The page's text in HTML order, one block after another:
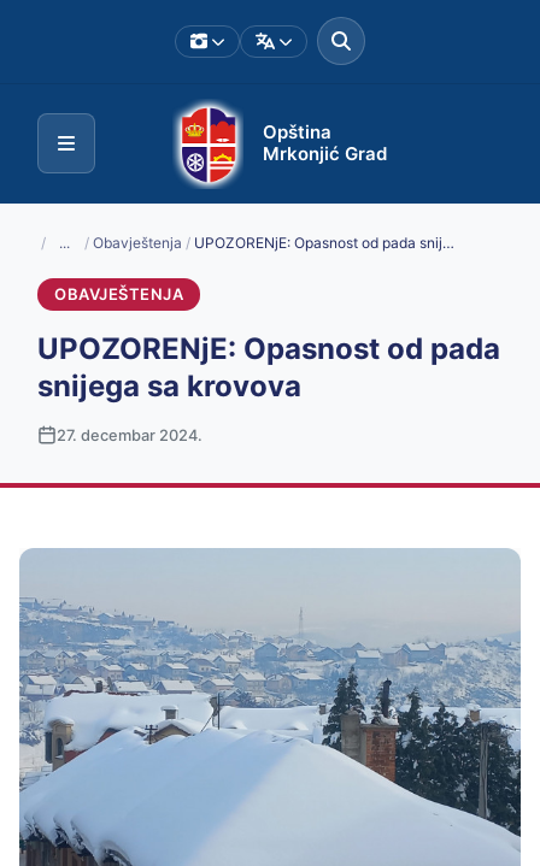
Opština
Mrkonjić Grad
/ ... / Obavještenja / UPOZORENjE: Opasnost od pada snijega sa krovova
OBAVJEŠTENJA
UPOZORENjE: Opasnost od pada
snijega sa krovova
27. decembar 2024.